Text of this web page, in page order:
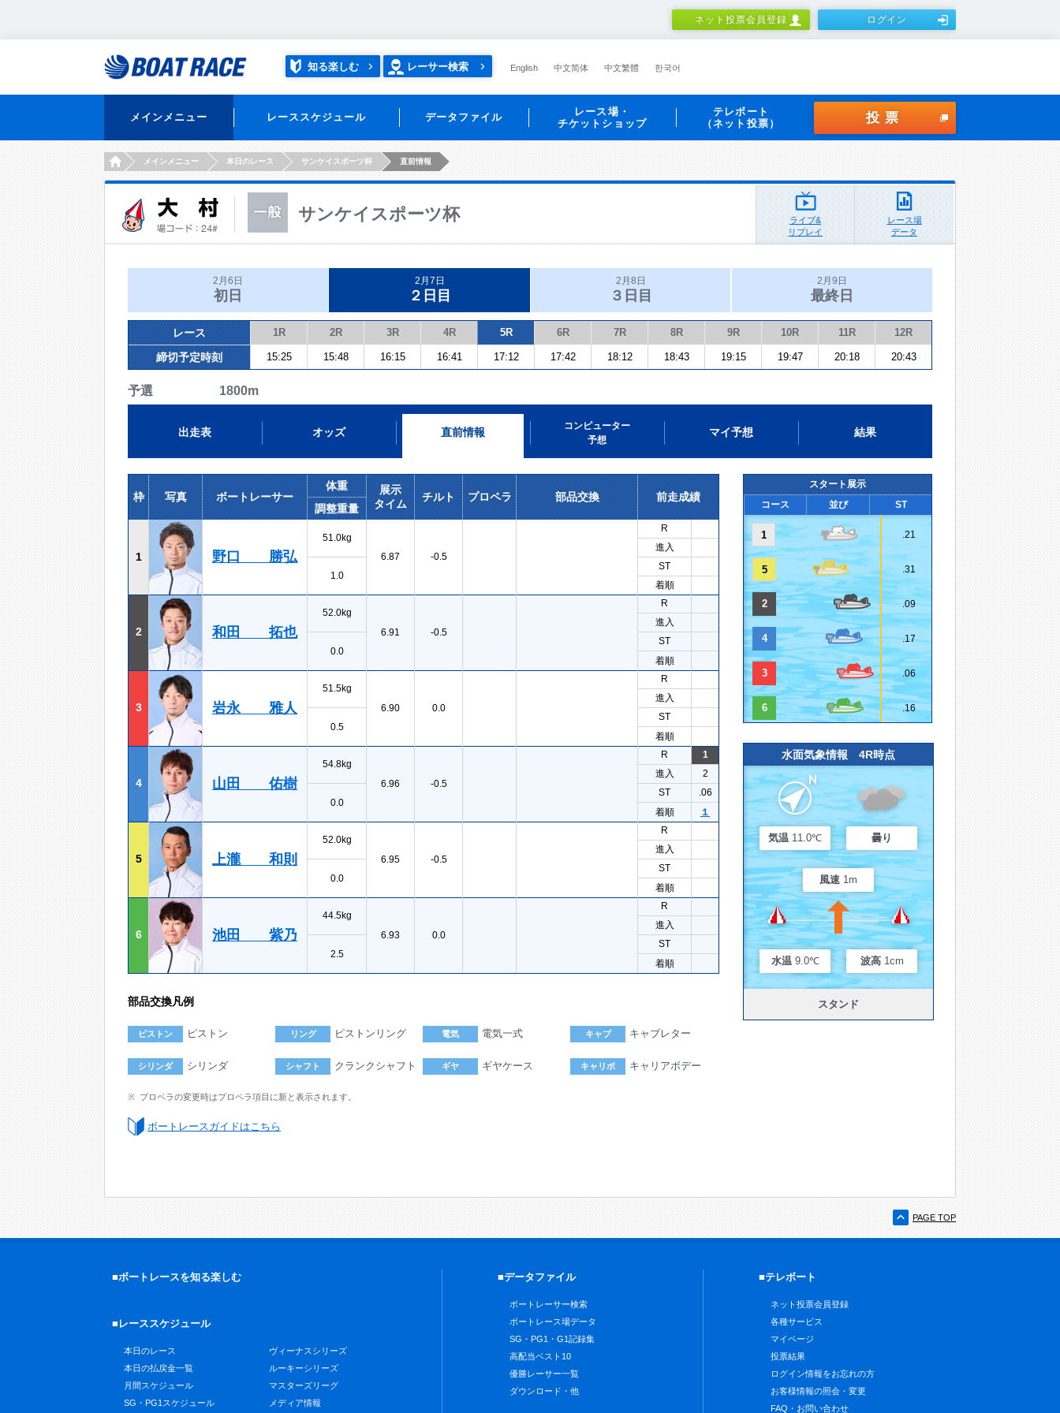
ネット投票会員登録 ログイン
知る楽しむ レーサー検索 English 中文简体 中文繁體 한국어
メインメニュー レーススケジュール データファイル
レース場・
チケットショップ
テレボート
（ネット投票）
投票
HOMEメインメニュー 本日のレース サンケイスポーツ杯 直前情報
サンケイスポーツ杯
ライブ&
リプレイ
レース場
データ
2月6日
初日
2月7日
２日目
2月8日
３日目
2月9日
最終日
レース 1R 2R 3R 4R 5R 6R 7R 8R 9R 10R 11R 12R
締切予定時刻 15:25 15:48 16:15 16:41 17:12 17:42 18:12 18:43 19:15 19:47 20:18 20:43
予選 1800m
出走表 オッズ 直前情報
コンピューター
予想
マイ予想 結果
枠 写真 ボートレーサー
体重
展示
タイム
チルト プロペラ 部品交換
前走成績
調整重量
1 野口 勝弘
51.0kg
6.87
-0.5
R
進入
1.0
ST
着順
2 和田 拓也
52.0kg
6.91
-0.5
R
進入
0.0
ST
着順
3 岩永 雅人
51.5kg
6.90
0.0
R
進入
0.5
ST
着順
4 山田 佑樹
54.8kg
6.96
-0.5
R
1
進入
2
0.0
ST
.06
着順
１
5 上瀧 和則
52.0kg
6.95
-0.5
R
進入
0.0
ST
着順
6 池田 紫乃
44.5kg
6.93
0.0
R
進入
2.5
ST
着順
部品交換凡例
ピストン ピストン リング ピストンリング 電気 電気一式 キャブ キャブレター
シリンダ シリンダ シャフト クランクシャフト ギヤ ギヤケース キャリボ キャリアボデー
プロペラの変更時はプロペラ項目に新と表示されます。
ボートレースガイドはこちら
スタート展示
コース
並び ST
1 .21
5 .31
2 .09
4 .17
3 .06
6 .16
水面気象情報 4R時点
気温 11.0℃ 曇り
風速 1m
水温 9.0℃ 波高 1cm
スタンド
PAGE TOP
■ボートレースを知る楽しむ
■レーススケジュール
本日のレース
本日の払戻金一覧
月間スケジュール
SG・PG1スケジュール
ヴィーナスシリーズ
ルーキーシリーズ
マスターズリーグ
メディア情報
■データファイル
ボートレーサー検索
ボートレース場データ
SG・PG1・G1記録集
高配当ベスト10
優勝レーサー一覧
ダウンロード・他
■テレボート
ネット投票会員登録
各種サービス
マイページ
投票結果
ログイン情報をお忘れの方
お客様情報の照会・変更
FAQ・お問い合わせ